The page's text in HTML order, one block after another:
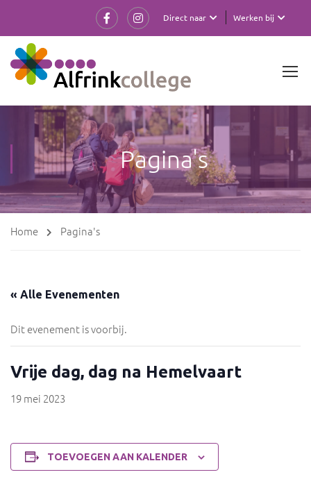
Werken bij
Direct naar
Pagina's
Home Pagina's
« Alle Evenementen
Dit evenement is voorbij.
Vrije dag, dag na Hemelvaart
19 mei 2023
TOEVOEGEN AAN KALENDER